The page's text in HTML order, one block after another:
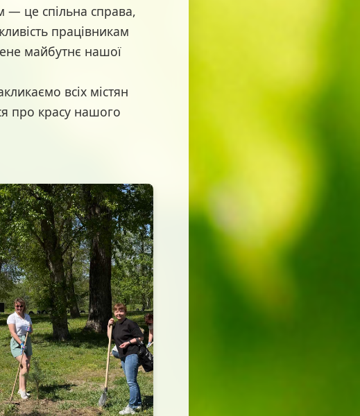
— це спільна справа,
працівникам
майбутнє нашої
всіх містян
про красу нашого